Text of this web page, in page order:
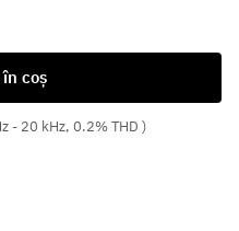
coș
- 20 kHz, 0.2% THD )